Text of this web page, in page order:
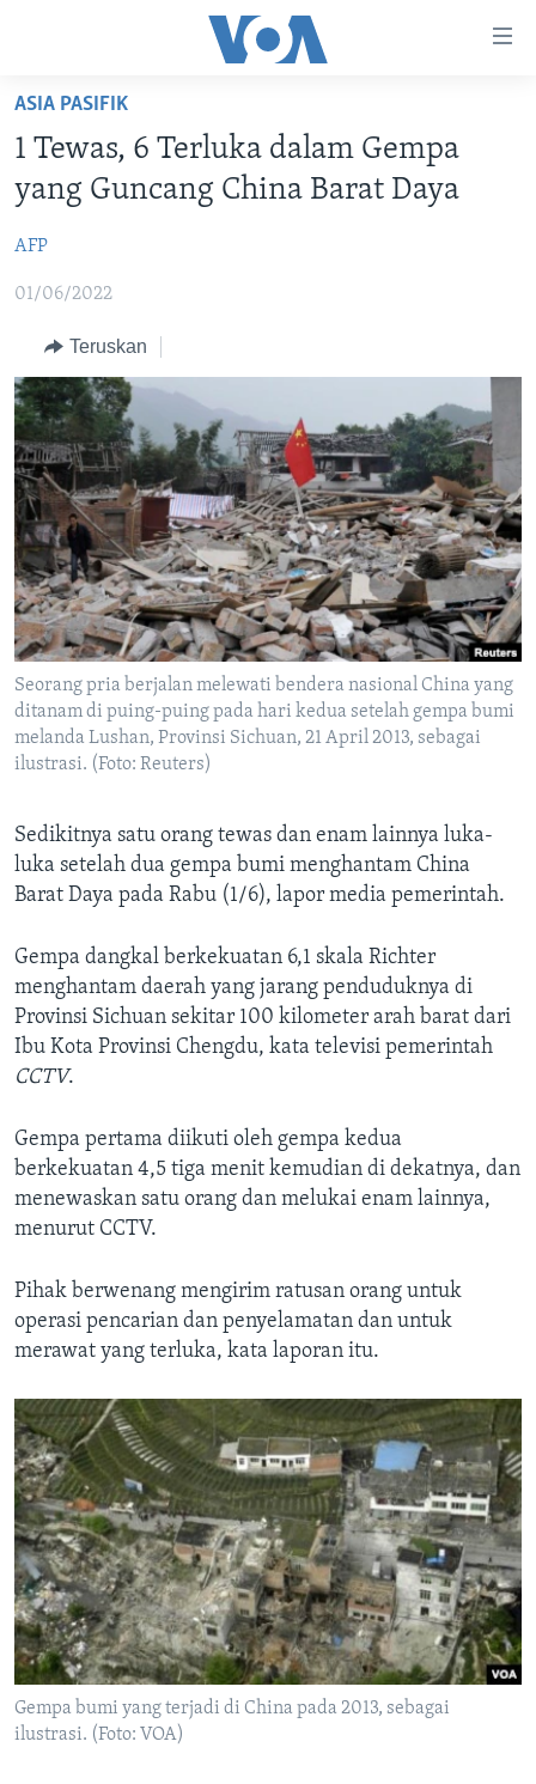
Akses
Lanjut
ke
Konten
Lanjut
ke
Utama
Lanjut
ke
Pencarian
VIDEO
POLYGRAPH
DAFTAR PROGRAM
Learning English
IKUTI KAMI
Bahasa-bahasa
ASIA PASIFIK
1 Tewas, 6 Terluka dalam Gempa
yang Guncang China Barat Daya
AFP
01/06/2022
Teruskan
Seorang pria berjalan melewati bendera nasional China yang
ditanam di puing-puing pada hari kedua setelah gempa bumi
melanda Lushan, Provinsi Sichuan, 21 April 2013, sebagai
ilustrasi. (Foto: Reuters)
Sedikitnya satu orang tewas dan enam lainnya luka-
luka setelah dua gempa bumi menghantam China
Barat Daya pada Rabu (1/6), lapor media pemerintah.
Gempa dangkal berkekuatan 6,1 skala Richter
menghantam daerah yang jarang penduduknya di
Provinsi Sichuan sekitar 100 kilometer arah barat dari
Ibu Kota Provinsi Chengdu, kata televisi pemerintah
CCTV.
Gempa pertama diikuti oleh gempa kedua
berkekuatan 4,5 tiga menit kemudian di dekatnya, dan
menewaskan satu orang dan melukai enam lainnya,
menurut CCTV.
Pihak berwenang mengirim ratusan orang untuk
operasi pencarian dan penyelamatan dan untuk
merawat yang terluka, kata laporan itu.
Gempa bumi yang terjadi di China pada 2013, sebagai
ilustrasi. (Foto: VOA)